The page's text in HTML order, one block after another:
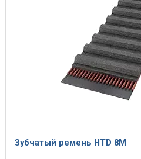
Зубчатый ремень HTD 8M